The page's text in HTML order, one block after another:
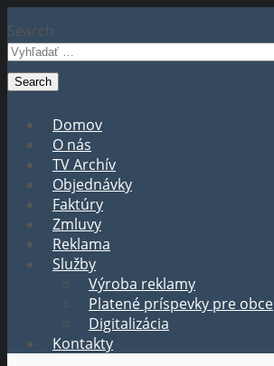
Search
Domov
O nás
TV Archív
Objednávky
Faktúry
Zmluvy
Reklama
Služby
Výroba reklamy
Platené príspevky pre obce
Digitalizácia
Kontakty